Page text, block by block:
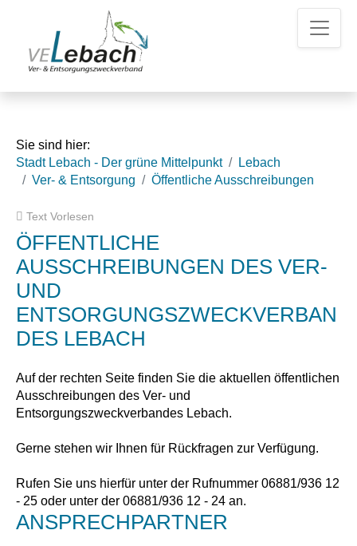
u
h
K
Sie sind hier:
Stadt Lebach - Der grüne Mittelpunkt
Lebach
Ver- & Entsorgung
Öffentliche Ausschreibungen
Text Vorlesen
ÖFFENTLICHE
AUSSCHREIBUNGEN DES VER-
UND
ENTSORGUNGSZWECKVERBAN
DES LEBACH
Auf der rechten Seite finden Sie die aktuellen öffentlichen
Ausschreibungen des Ver- und
Entsorgungszweckverbandes Lebach.
Gerne stehen wir Ihnen für Rückfragen zur Verfügung.
Rufen Sie uns hierfür unter der Rufnummer 06881/936 12
- 25 oder unter der 06881/936 12 - 24 an.
ANSPRECHPARTNER